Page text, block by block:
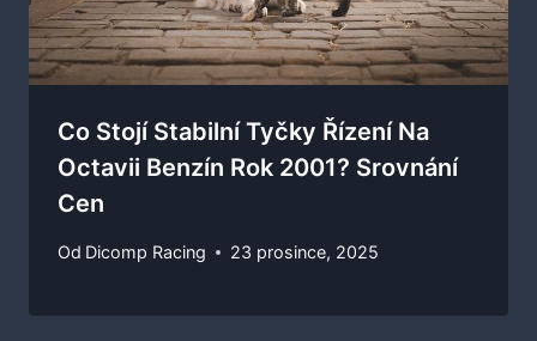
Co Stojí Stabilní Tyčky Řízení Na
Octavii Benzín Rok 2001? Srovnání
Cen
Od Dicomp Racing 23 prosince, 2025